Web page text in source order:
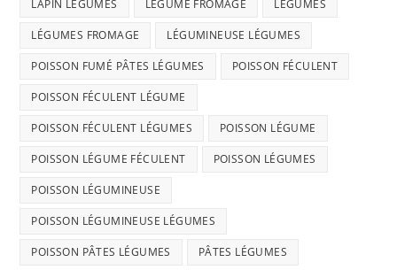
LAPIN LÉGUMES LÉGUME FROMAGE LÉGUMES
LÉGUMES FROMAGE LÉGUMINEUSE LÉGUMES
POISSON FUMÉ PÂTES LÉGUMES POISSON FÉCULENT
POISSON FÉCULENT LÉGUME
POISSON FÉCULENT LÉGUMES POISSON LÉGUME
POISSON LÉGUME FÉCULENT POISSON LÉGUMES
POISSON LÉGUMINEUSE
POISSON LÉGUMINEUSE LÉGUMES
POISSON PÂTES LÉGUMES PÂTES LÉGUMES